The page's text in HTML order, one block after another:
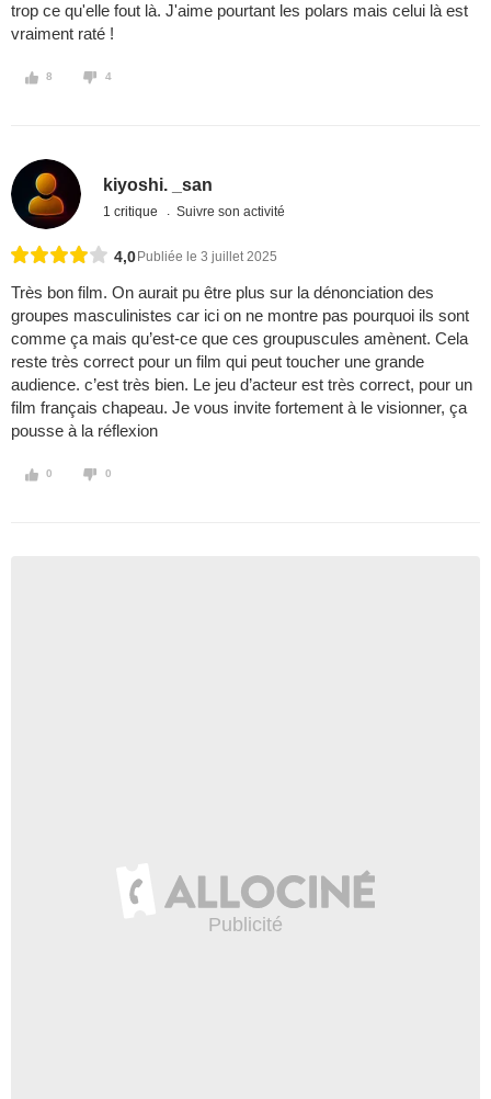
trop ce qu'elle fout là. J'aime pourtant les polars mais celui là est
vraiment raté !
8 4
kiyoshi. _san
1 critique Suivre son activité
4,0 Publiée le 3 juillet 2025
Très bon film. On aurait pu être plus sur la dénonciation des
groupes masculinistes car ici on ne montre pas pourquoi ils sont
comme ça mais qu’est-ce que ces groupuscules amènent. Cela
reste très correct pour un film qui peut toucher une grande
audience. c’est très bien. Le jeu d’acteur est très correct, pour un
film français chapeau. Je vous invite fortement à le visionner, ça
pousse à la réflexion
0 0